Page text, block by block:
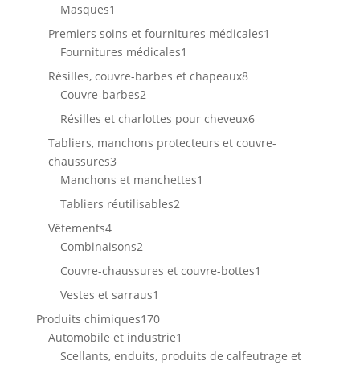
Masques1
produit
Premiers soins et fournitures médicales1
Fournitures médicales1
produit
Résilles, couvre-barbes et chapeaux88
Couvre-barbes22
produits
Résilles et charlottes pour cheveux66
Tabliers, manchons protecteurs et couvre-
chaussures33
produits
Manchons et manchettes1
Tabliers réutilisables22
Vêtements44
produits
Combinaisons22
produits
Couvre-chaussures et couvre-bottes1
Vestes et sarraus1
produit
Produits chimiques170170
produits
Automobile et industrie1
produit
Scellants, enduits, produits de calfeutrage et